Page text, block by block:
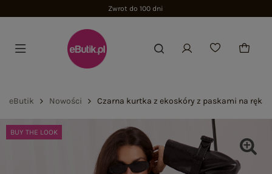
Zwrot do 100 dni
eButik Nowości Czarna kurtka z ekoskóry z paskami na
BUY THE LOOK